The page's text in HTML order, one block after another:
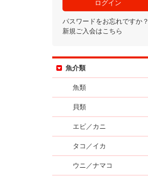
パスワードをお忘れですか？
新規ご入会はこちら
魚介類
魚類
貝類
エビ／カニ
タコ／イカ
ウニ／ナマコ